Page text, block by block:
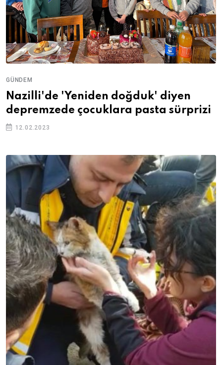
GÜNDEM
Nazilli'de 'Yeniden doğduk' diyen
depremzede çocuklara pasta sürprizi
12.02.2023